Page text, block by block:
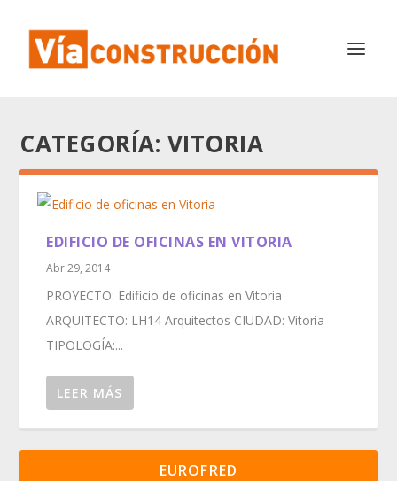
CATEGORÍA: VITORIA
EDIFICIO DE OFICINAS EN VITORIA
Abr 29, 2014
PROYECTO: Edificio de oficinas en Vitoria
ARQUITECTO: LH14 Arquitectos CIUDAD: Vitoria
TIPOLOGÍA:...
LEER MÁS
EUROFRED